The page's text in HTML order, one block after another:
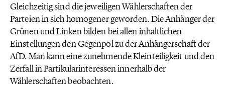
Gleichzeitig sind die jeweiligen Wählerschaften der
Parteien in sich homogener geworden. Die Anhänger der
Grünen und Linken bilden bei allen inhaltlichen
Einstellungen den Gegenpol zu der Anhängerschaft der
AfD. Man kann eine zunehmende Kleinteiligkeit und den
Zerfall in Partikularinteressen innerhalb der
Wählerschaften beobachten.